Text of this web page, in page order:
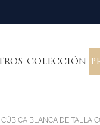
COLECCIÓN
BLANCA DE TALLA